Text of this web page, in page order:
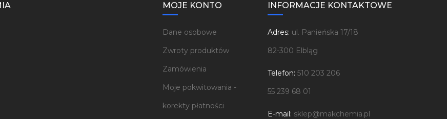
MOJE KONTO
Dane osobowe
Zwroty produktów
Zamówienia
Moje pokwitowania -
korekty płatności
INFORMACJE KONTAKTOWE
Adres: ul. Panieńska 17/18
82-300 Elbląg
Telefon: 510 203 206
55 239 68 01
E-mail: sklep@makchemia.pl